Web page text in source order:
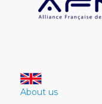
About us